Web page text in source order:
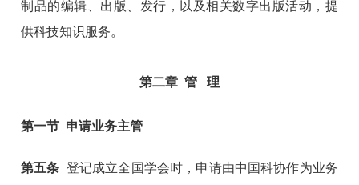
制品的编辑、出版、发行，以及相关数字出版活动，提
供科技知识服务。
第二章 管 理
第一节 申请业务主管
第五条 登记成立全国学会时，申请由中国科协作为业务